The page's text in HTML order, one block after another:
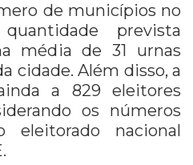
de municípios no
prevista
média de 31 urnas
cidade. Além disso, a
a 829 eleitores
os números
nacional